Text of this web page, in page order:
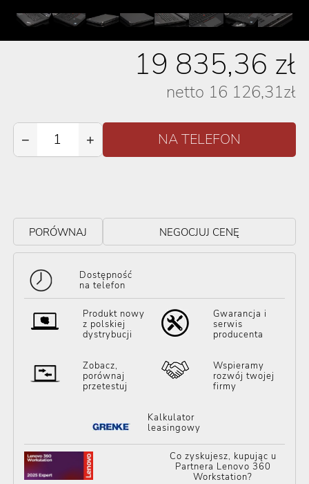
19 835,36 zł
netto 16 126,31zł
− +
PORÓWNAJ NEGOCJUJ CENĘ
Dostępność
na telefon
Produkt nowy
z polskiej
dystrybucji
Gwarancja i
serwis
producenta
Zobacz,
porównaj
przetestuj
Wspieramy
rozwój twojej
firmy
Kalkulator
leasingowy
Co zyskujesz, kupując u
Partnera Lenovo 360
Workstation?